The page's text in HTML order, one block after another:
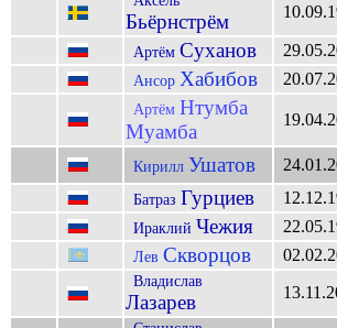
Бьёрнстрём
Артём Суханов
Ансор Хабибов
Артём Нтумба
Муамба
Кирилл Ушатов
Батраз Гурциев
Ираклий Чежия
Лев Скворцов
Владислав
Лазарев